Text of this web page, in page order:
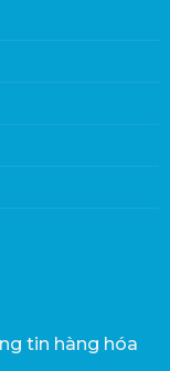
tin hàng hóa